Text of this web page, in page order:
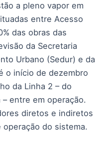
a pleno vapor em
entre Acesso
das obras das
da Secretaria
Urbano (Sedur) e da
o início de dezembro
da Linha 2 – do
entre em operação.
diretos e indiretos
do sistema.